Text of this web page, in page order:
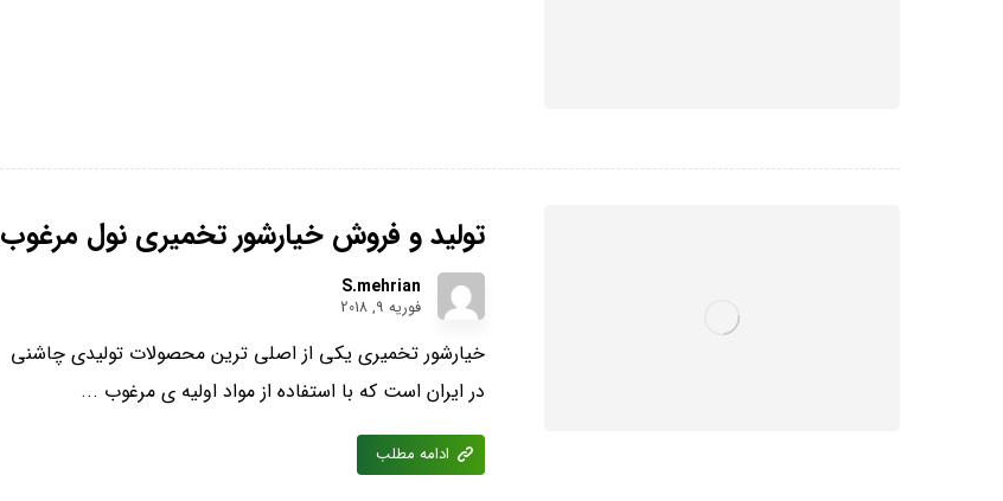
تولید و فروش خیارشور تخمیری نول مرغوب
S.mehrian
فوریه 9, 2018
خیارشور تخمیری یکی از اصلی ترین محصولات تولیدی چاشنی
در ایران است که با استفاده از مواد اولیه ی مرغوب ...
ادامه مطلب